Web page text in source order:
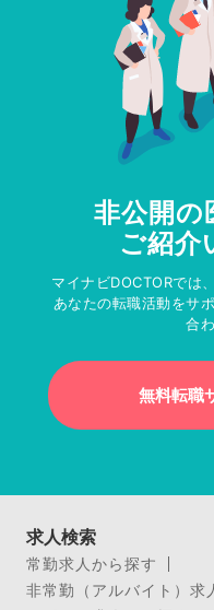
非公開の
ご紹介
マイナビDOCTORでは
あなたの転職活動をサ
合
無料転職
求人検索
常勤求人から探す
非常勤（アルバイト）求